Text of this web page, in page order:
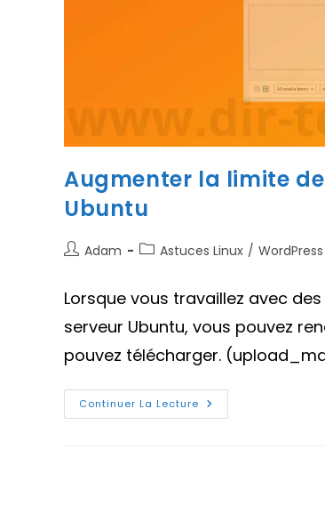
Augmenter la limite
Ubuntu
Auteur/autrice
publication :
Adam
PostAstuces Linux / WordPress
Lorsque vous travaillez avec
serveur Ubuntu, vous pouvez
pouvez télécharger.
Continuer La Lecture Augmenter
La